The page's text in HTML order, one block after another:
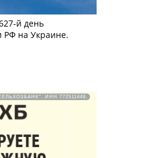
й день
РФ на Украине.
ИНН 772511448.